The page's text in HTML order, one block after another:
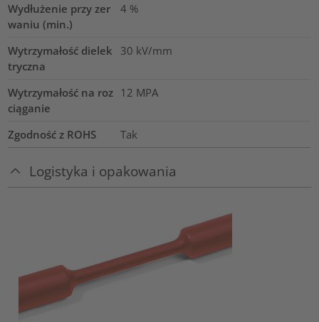
Wydłużenie przy zer
waniu (min.)
4 %
Wytrzymałość dielek
tryczna
30 kV/mm
Wytrzymałość na roz
ciąganie
12 MPA
Zgodność z ROHS Tak
Logistyka i opakowania